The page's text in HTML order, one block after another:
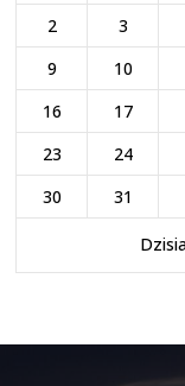
2
3
9
10
16
17
23
24
30
31